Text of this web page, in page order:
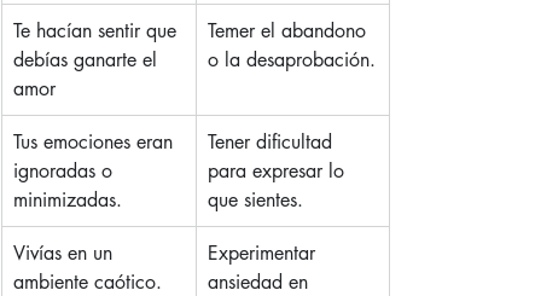
Te hacían sentir que
debías ganarte el
amor
Temer el abandono
o la desaprobación.
Tus emociones eran
ignoradas o
minimizadas.
Tener dificultad
para expresar lo
que sientes.
Vivías en un
ambiente caótico.
Experimentar
ansiedad en